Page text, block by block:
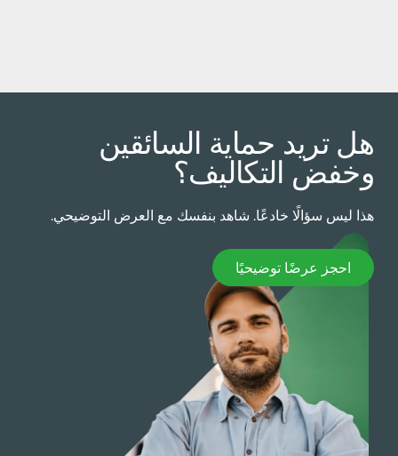
تريد حماية السائقين
التكاليف؟
ليس سؤالًا خادعًا. شاهد بنفسك مع العرض التوضيحي.
احجز عرضًا توضيحيًا
عرضًا توضيحيًا